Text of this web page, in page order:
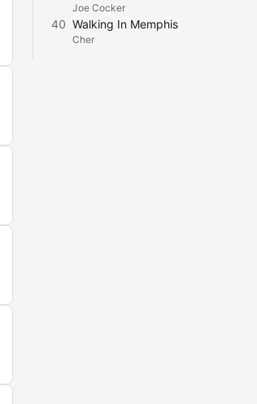
Joe Cocker
40 Walking In Memphis
Cher